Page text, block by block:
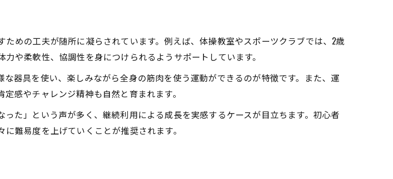
習い事を併用した効率的な活用法
ジム習い事を選ぶチェックポイント
たい仙台市の習い事とジムの違い
の成長を支える仙台生活のヒント
用した子供の成長サポート術を解説
台生活に与える効果と家族の健康管理
ズジム利用で得られる子供の変化とは
供の運動習慣を身につける実践法
めの工夫が随所に凝らされています。例えば、体操教室やスポーツクラブでは、2歳
や柔軟性、協調性を身につけられるようサポートしています。
器具を使い、楽しみながら全身の筋肉を使う運動ができるのが特徴です。また、運
感やチャレンジ精神も自然と育まれます。
た」という声が多く、継続利用による成長を実感するケースが目立ちます。初心者
難易度を上げていくことが推奨されます。